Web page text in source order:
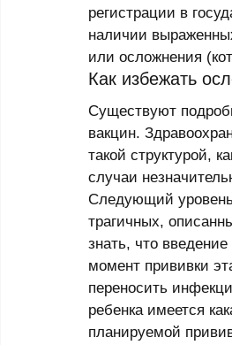
регистрации в
наличии
или осложнения
Как избежать
Существуют
вакцин.
такой структурой,
случаи
Следующий
трагичных,
знать, что
момент прививки
переносить
ребенка имеется
планируемой